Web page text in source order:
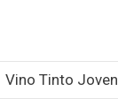
Vino Tinto Joven